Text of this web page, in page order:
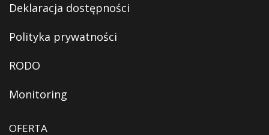
Deklaracja dostępności
Polityka prywatności
RODO
Monitoring
OFERTA